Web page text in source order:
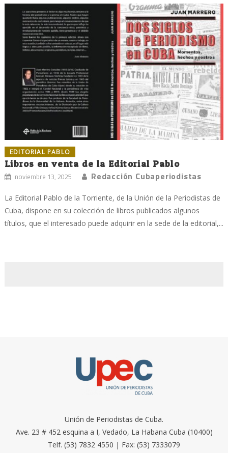
EDITORIAL PABLO
Libros en venta de la Editorial Pablo
noviembre 13, 2025 Redacción Cubaperiodistas
La Editorial Pablo de la Torriente, de la Unión de la Periodistas de
Cuba, dispone en su colección de libros publicados algunos
títulos, que el interesado puede adquirir en la sede de la editorial,...
Unión de Periodistas de Cuba.
Ave. 23 # 452 esquina a I, Vedado, La Habana Cuba (10400)
Telf. (53) 7832 4550 | Fax: (53) 7333079